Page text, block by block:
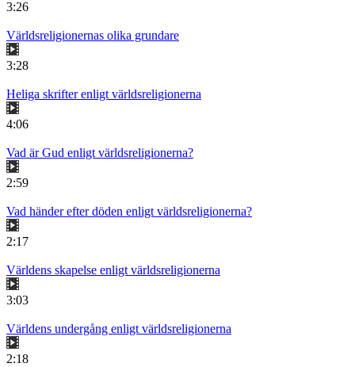
3:26
Världsreligionernas olika grundare
3:28
Heliga skrifter enligt världsreligionerna
4:06
Vad är Gud enligt världsreligionerna?
2:59
Vad händer efter döden enligt världsreligionerna?
2:17
Världens skapelse enligt världsreligionerna
3:03
Världens undergång enligt världsreligionerna
2:18